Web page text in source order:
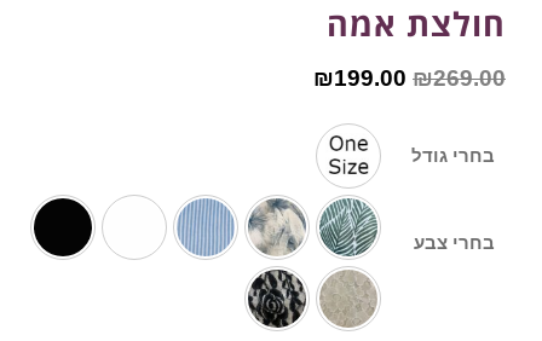
חולצת אמה
₪269.00
₪199.00
בחרי גודל
בחרי צבע